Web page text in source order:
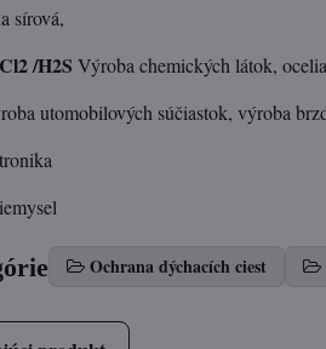
sírová,
/H2S Výroba chemických látok,
utomobilových súčiastok, výroba
Ochrana dýchacích ciest